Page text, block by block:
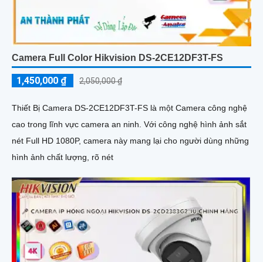
Camera Full Color Hikvision DS-2CE12DF3T-FS
1,450,000 ₫ 2,050,000 ₫
Thiết Bị Camera DS-2CE12DF3T-FS là một Camera công nghệ
cao trong lĩnh vực camera an ninh. Với công nghệ hình ảnh sắt
nét Full HD 1080P, camera này mang lại cho người dùng những
hình ảnh chất lượng, rõ nét